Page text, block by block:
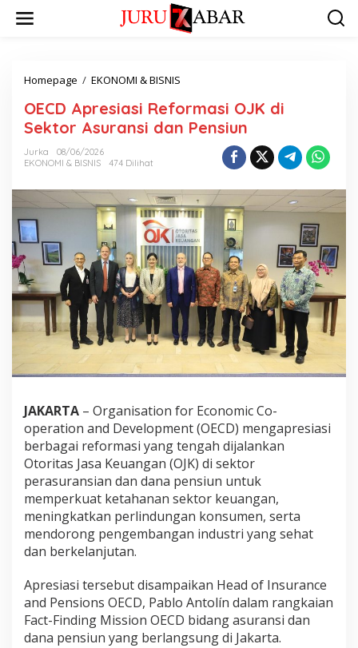
Homepage / EKONOMI & BISNIS
OECD Apresiasi Reformasi OJK di
Sektor Asuransi dan Pensiun
Jurka
08/06/2026
EKONOMI & BISNIS
474 Dilihat
JAKARTA – Organisation for Economic Co-
operation and Development (OECD) mengapresiasi
berbagai reformasi yang tengah dijalankan
Otoritas Jasa Keuangan (OJK) di sektor
perasuransian dan dana pensiun untuk
memperkuat ketahanan sektor keuangan,
meningkatkan perlindungan konsumen, serta
mendorong pengembangan industri yang sehat
dan berkelanjutan.
Apresiasi tersebut disampaikan Head of Insurance
and Pensions OECD, Pablo Antolín dalam rangkaian
Fact-Finding Mission OECD bidang asuransi dan
dana pensiun yang berlangsung di Jakarta.